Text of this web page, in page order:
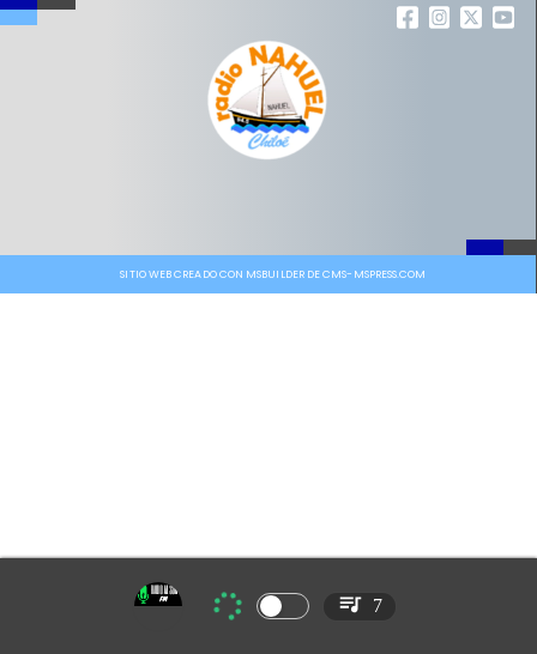
SITIO WEB CREADO CON MSBUILDER DE CMS-MSPRESS.COM
7